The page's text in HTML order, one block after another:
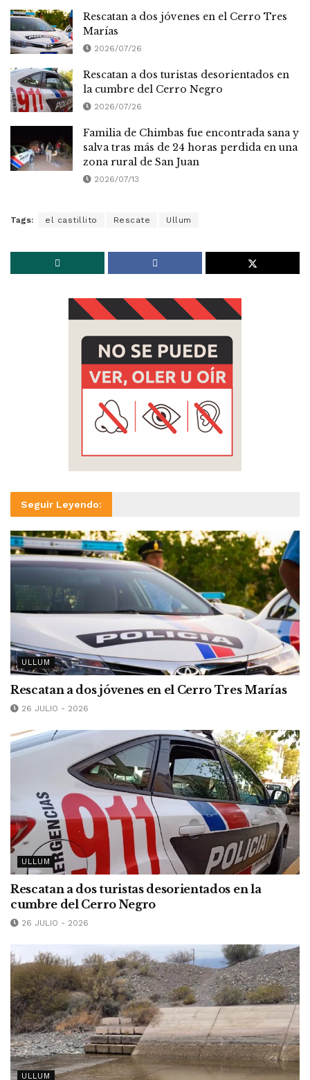
Rescatan a dos jóvenes en el Cerro Tres
Marías
2026/07/26
Rescatan a dos turistas desorientados en
la cumbre del Cerro Negro
2026/07/26
Familia de Chimbas fue encontrada sana y
salva tras más de 24 horas perdida en una
zona rural de San Juan
2026/07/13
Tags: el castillito Rescate Ullum
Seguir Leyendo:
ULLUM
Rescatan a dos jóvenes en el Cerro Tres Marías
26 JULIO - 2026
ULLUM
Rescatan a dos turistas desorientados en la
cumbre del Cerro Negro
26 JULIO - 2026
ULLUM